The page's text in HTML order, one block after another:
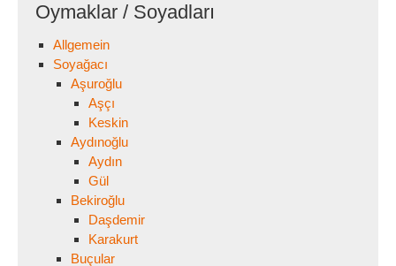
Oymaklar / Soyadları
Allgemein
Soyağacı
Aşuroğlu
Aşçı
Keskin
Aydınoğlu
Aydın
Gül
Bekiroğlu
Daşdemir
Karakurt
Buçular